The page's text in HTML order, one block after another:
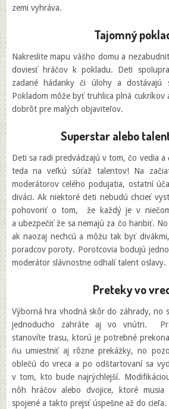
zemi vyhráva.
Tajomný
Nakreslite mapu vášho domu a
doviesť hráčov k pokladu. Deti
zadané hádanky či úlohy a
Pokladom môže byť truhlica plná cukríkov
dobrôt pre malých objaviteľov.
Superstar alebo
Deti sa radi predvádzajú v tom, čo vedia a
teda na veľkú súťaž talentov! Na
moderátorov celého podujatia, ostatní
diváci. Ak niektoré deti nebudú chcieť
pohovoriť o tom, že každý je v
a ubezpečiť že sa nemajú za čo hanbiť.
ak naozaj nechcú a môžu tak byť
poradcov poroty. Porotcovia bodujú
moderátor slávnostne odhalí talent oslavy.
Preteky vo
Výborná hra vhodná skôr do záhrady, no
jednoducho zahráte aj vo vnútri.
stanovíte trasu, ktorú je potrebné
ňu umiestniť aj rôzne prekážky, no
oblečú do vreca a po odštartovaní sa
v tom, kto bude najrýchlejší.
nôh hráčov alebo dvojice, ktoré
spojené a takto prejsť úspešne až do cieľa.